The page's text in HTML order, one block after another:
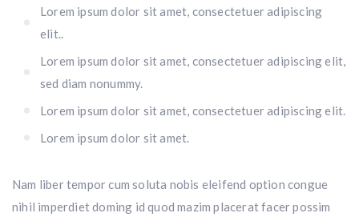
Lorem ipsum dolor sit amet, consectetuer adipiscing
elit..
Lorem ipsum dolor sit amet, consectetuer adipiscing elit,
sed diam nonummy.
Lorem ipsum dolor sit amet, consectetuer adipiscing elit.
Lorem ipsum dolor sit amet.
Nam liber tempor cum soluta nobis eleifend option congue
nihil imperdiet doming id quod mazim placerat facer possim